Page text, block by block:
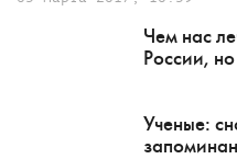
Чем нас
России,
Ученые: